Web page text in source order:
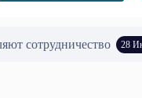
сотрудничество 28